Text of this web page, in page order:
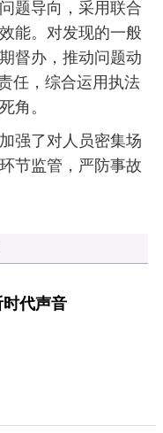
导向，采用联合
能。对发现的一般
督办，推动问题动
任，综合运用执法
角。
了对人员密集场
节监管，严防事故
代声音